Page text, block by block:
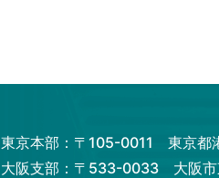
東京本部：〒105-0011 東京都
大阪支部：〒533-0033 大阪市